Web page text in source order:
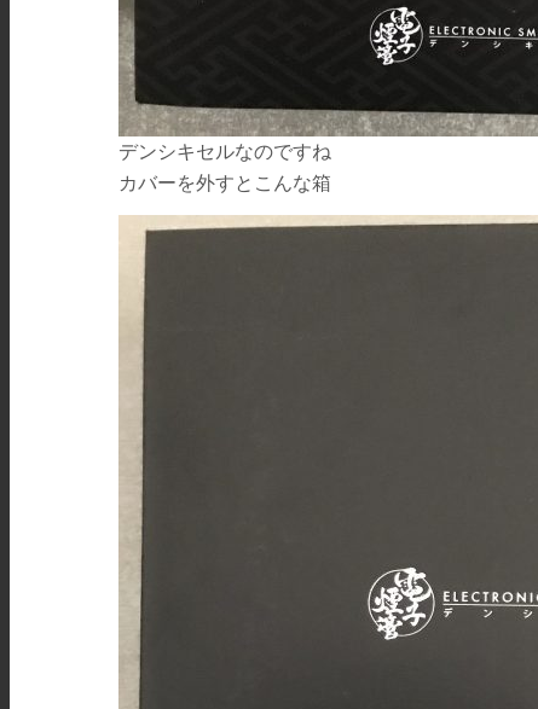
デンシキセルなのですね
カバーを外すとこんな箱